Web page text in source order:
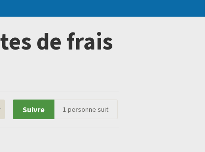
de frais
Suivre 1 personne suit